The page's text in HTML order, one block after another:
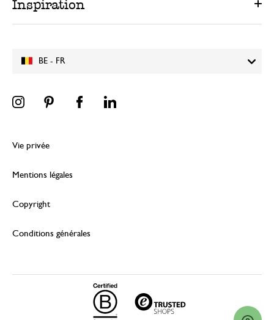
BE - FR
Inspiration
Vie privée
Mentions légales
Copyright
Conditions générales